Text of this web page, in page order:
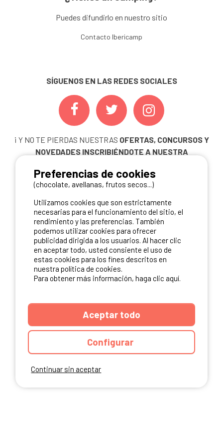
Puedes difundirlo en nuestro sitio
Contacto Ibericamp
SÍGUENOS EN LAS REDES SOCIALES
¡ Y NO TE PIERDAS NUESTRAS OFERTAS, CONCURSOS Y
NOVEDADES INSCRIBIÉNDOTE A NUESTRA
ME INSCRIBO
NUESTROS PARTNERS
Continuar sin aceptar
Preferencias de cookies
(chocolate, avellanas, frutos secos...)
Utilizamos cookies que son estrictamente
necesarias para el funcionamiento del sitio, el
rendimiento y las preferencias. También
podemos utilizar cookies para ofrecer
publicidad dirigida a los usuarios. Al hacer clic
en aceptar todo, usted consiente el uso de
estas cookies para los fines descritos en
nuestra política de cookies.
Para obtener más información, haga clic aquí.
Aceptar todo
Configurar